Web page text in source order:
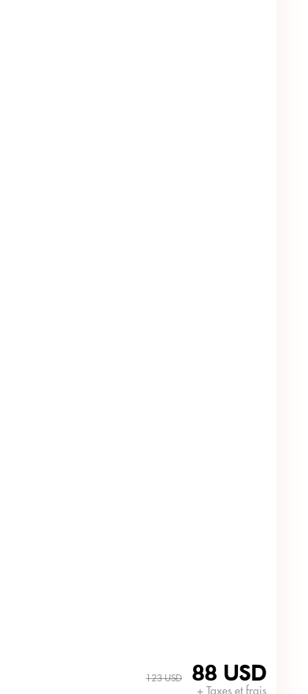
123 USD 88 USD
+ Taxes et frais